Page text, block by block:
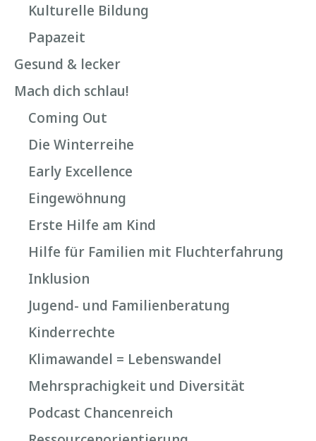
Kulturelle Bildung
Papazeit
Gesund & lecker
Mach dich schlau!
Coming Out
Die Winterreihe
Early Excellence
Eingewöhnung
Erste Hilfe am Kind
Hilfe für Familien mit Fluchterfahrung
Inklusion
Jugend- und Familienberatung
Kinderrechte
Klimawandel = Lebenswandel
Mehrsprachigkeit und Diversität
Podcast Chancenreich